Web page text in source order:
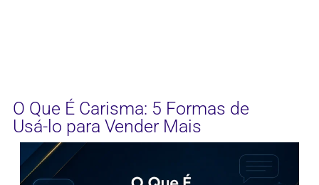
O Que É Carisma: 5 Formas de
Usá-lo para Vender Mais